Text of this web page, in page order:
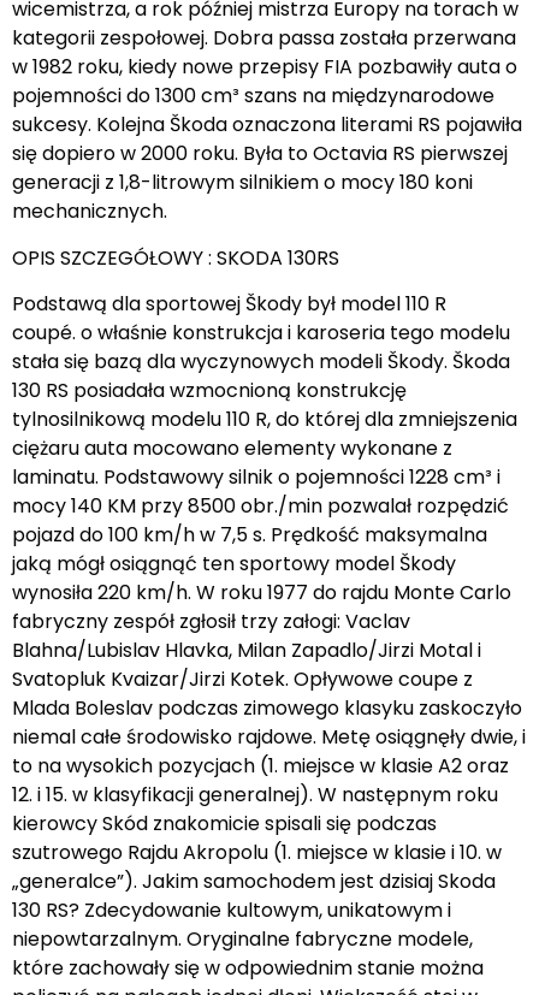
wicemistrza, a rok później mistrza Europy na torach w
kategorii zespołowej. Dobra passa została przerwana
w 1982 roku, kiedy nowe przepisy FIA pozbawiły auta o
pojemności do 1300 cm³ szans na międzynarodowe
sukcesy. Kolejna Škoda oznaczona literami RS pojawiła
się dopiero w 2000 roku. Była to Octavia RS pierwszej
generacji z 1,8-litrowym silnikiem o mocy 180 koni
mechanicznych.
OPIS SZCZEGÓŁOWY : SKODA 130RS
Podstawą dla sportowej Škody był model 110 R
coupé. o właśnie konstrukcja i karoseria tego modelu
stała się bazą dla wyczynowych modeli Škody. Škoda
130 RS posiadała wzmocnioną konstrukcję
tylnosilnikową modelu 110 R, do której dla zmniejszenia
ciężaru auta mocowano elementy wykonane z
laminatu. Podstawowy silnik o pojemności 1228 cm³ i
mocy 140 KM przy 8500 obr./min pozwalał rozpędzić
pojazd do 100 km/h w 7,5 s. Prędkość maksymalna
jaką mógł osiągnąć ten sportowy model Škody
wynosiła 220 km/h. W roku 1977 do rajdu Monte Carlo
fabryczny zespół zgłosił trzy załogi: Vaclav
Blahna/Lubislav Hlavka, Milan Zapadlo/Jirzi Motal i
Svatopluk Kvaizar/Jirzi Kotek. Opływowe coupe z
Mlada Boleslav podczas zimowego klasyku zaskoczyło
niemal całe środowisko rajdowe. Metę osiągnęły dwie, i
to na wysokich pozycjach (1. miejsce w klasie A2 oraz
12. i 15. w klasyfikacji generalnej). W następnym roku
kierowcy Skód znakomicie spisali się podczas
szutrowego Rajdu Akropolu (1. miejsce w klasie i 10. w
„generalce”). Jakim samochodem jest dzisiaj Skoda
130 RS? Zdecydowanie kultowym, unikatowym i
niepowtarzalnym. Oryginalne fabryczne modele,
które zachowały się w odpowiednim stanie można